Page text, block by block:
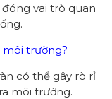
vai trò quan
môi trường?
có thể gây rò rỉ
môi trường.